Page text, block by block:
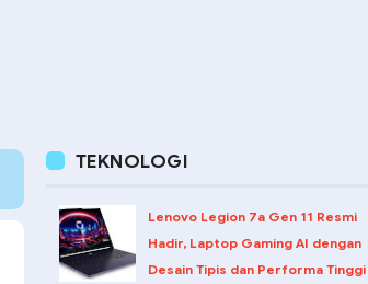
TEKNOLOGI
Lenovo Legion 7a Gen 11 Resmi
Hadir, Laptop Gaming AI dengan
Desain Tipis dan Performa Tinggi